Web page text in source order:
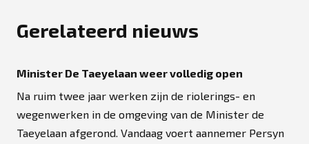
Gerelateerd nieuws
Minister De Taeyelaan weer volledig open
Na ruim twee jaar werken zijn de riolerings- en
wegenwerken in de omgeving van de Minister de
Taeyelaan afgerond. Vandaag voert aannemer Persyn